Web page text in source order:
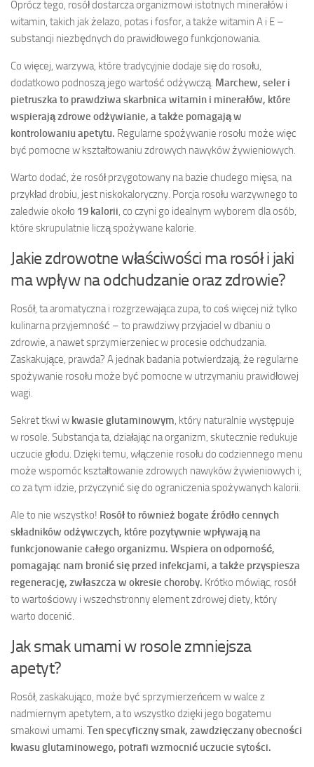
Oprócz tego, rosół dostarcza organizmowi istotnych minerałów i
witamin, takich jak żelazo, potas i fosfor, a także witamin A i E –
substancji niezbędnych do prawidłowego funkcjonowania.
Co więcej, warzywa, które tradycyjnie dodaje się do rosołu,
dodatkowo podnoszą jego wartość odżywczą. Marchew, seler i
pietruszka to prawdziwa skarbnica witamin i minerałów, które
wspierają zdrowe odżywianie, a także pomagają w
kontrolowaniu apetytu. Regularne spożywanie rosołu może więc
być pomocne w kształtowaniu zdrowych nawyków żywieniowych.
Warto dodać, że rosół przygotowany na bazie chudego mięsa, na
przykład drobiu, jest niskokaloryczny. Porcja rosołu warzywnego to
zaledwie około 19 kalorii, co czyni go idealnym wyborem dla osób,
które skrupulatnie liczą spożywane kalorie.
Jakie zdrowotne właściwości ma rosół i jaki
ma wpływ na odchudzanie oraz zdrowie?
Rosół, ta aromatyczna i rozgrzewająca zupa, to coś więcej niż tylko
kulinarna przyjemność – to prawdziwy przyjaciel w dbaniu o
zdrowie, a nawet sprzymierzeniec w procesie odchudzania.
Zaskakujące, prawda? A jednak badania potwierdzają, że regularne
spożywanie rosołu może być pomocne w utrzymaniu prawidłowej
wagi.
Sekret tkwi w kwasie glutaminowym, który naturalnie występuje
w rosole. Substancja ta, działając na organizm, skutecznie redukuje
uczucie głodu. Dzięki temu, włączenie rosołu do codziennego menu
może wspomóc kształtowanie zdrowych nawyków żywieniowych i,
co za tym idzie, przyczynić się do ograniczenia spożywanych kalorii.
Ale to nie wszystko! Rosół to również bogate źródło cennych
składników odżywczych, które pozytywnie wpływają na
funkcjonowanie całego organizmu. Wspiera on odporność,
pomagając nam bronić się przed infekcjami, a także przyspiesza
regenerację, zwłaszcza w okresie choroby. Krótko mówiąc, rosół
to wartościowy i wszechstronny element zdrowej diety, który
warto docenić.
Jak smak umami w rosole zmniejsza
apetyt?
Rosół, zaskakująco, może być sprzymierzeńcem w walce z
nadmiernym apetytem, a to wszystko dzięki jego bogatemu
smakowi umami. Ten specyficzny smak, zawdzięczany obecności
kwasu glutaminowego, potrafi wzmocnić uczucie sytości.